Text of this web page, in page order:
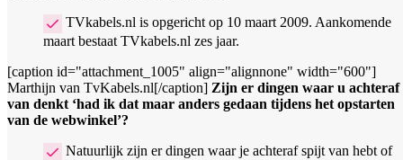
TVkabels.nl is opgericht op 10 maart 2009. Aankomende
maart bestaat TVkabels.nl zes jaar.
[caption id="attachment_1005" align="alignnone" width="600"]
Marthijn van TvKabels.nl[/caption] Zijn er dingen waar u achteraf
van denkt ‘had ik dat maar anders gedaan tijdens het opstarten
van de webwinkel’?
Natuurlijk zijn er dingen waar je achteraf spijt van hebt of